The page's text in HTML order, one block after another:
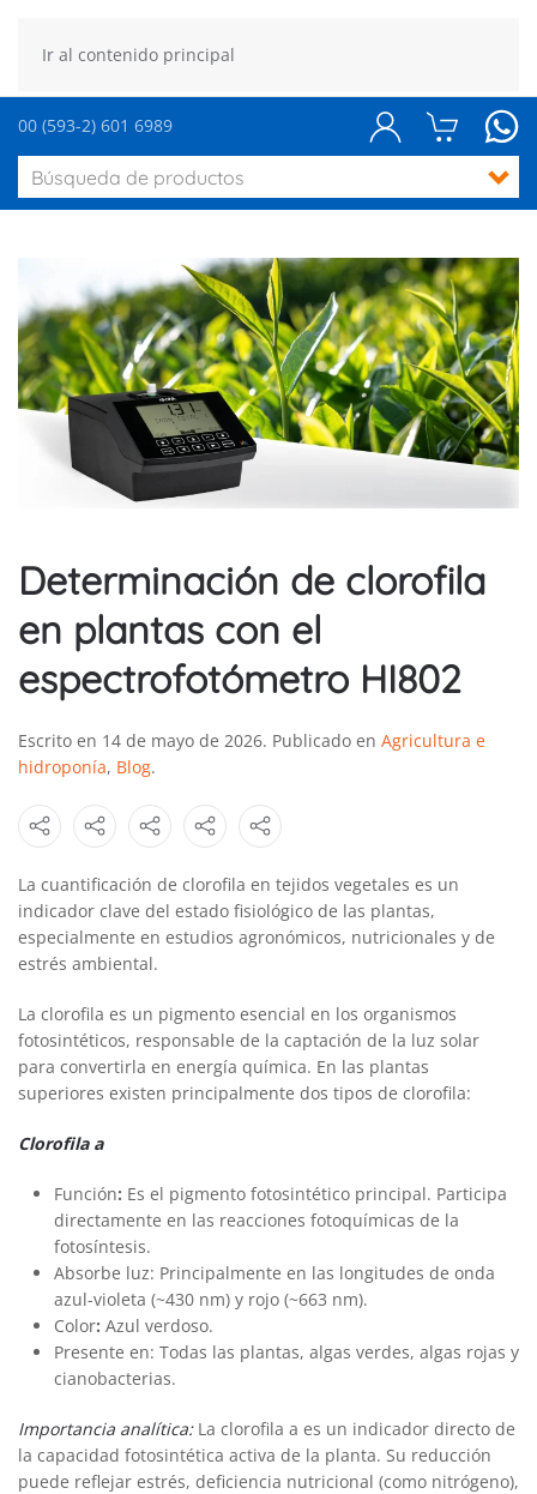
Ir al contenido principal
00 (593-2) 601 6989
Determinación de clorofila
en plantas con el
espectrofotómetro HI802
Escrito en 14 de mayo de 2026. Publicado en Agricultura e
hidroponía, Blog.
La cuantificación de clorofila en tejidos vegetales es un
indicador clave del estado fisiológico de las plantas,
especialmente en estudios agronómicos, nutricionales y de
estrés ambiental.
La clorofila es un pigmento esencial en los organismos
fotosintéticos, responsable de la captación de la luz solar
para convertirla en energía química. En las plantas
superiores existen principalmente dos tipos de clorofila:
Clorofila a
Función: Es el pigmento fotosintético principal. Participa
directamente en las reacciones fotoquímicas de la
fotosíntesis.
Absorbe luz: Principalmente en las longitudes de onda
azul-violeta (~430 nm) y rojo (~663 nm).
Color: Azul verdoso.
Presente en: Todas las plantas, algas verdes, algas rojas y
cianobacterias.
Importancia analítica:La clorofila a es un indicador directo de
la capacidad fotosintética activa de la planta. Su reducción
puede reflejar estrés, deficiencia nutricional (como nitrógeno),